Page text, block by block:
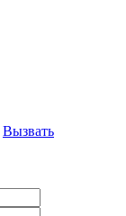
Вызвать